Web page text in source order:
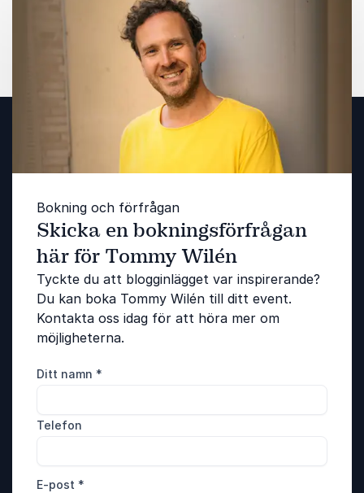
Bokning och förfrågan
Skicka en bokningsförfrågan
här för Tommy Wilén
Tyckte du att blogginlägget var inspirerande?
Du kan boka Tommy Wilén till ditt event.
Kontakta oss idag för att höra mer om
möjligheterna.
Ditt namn *
Telefon
E-post *